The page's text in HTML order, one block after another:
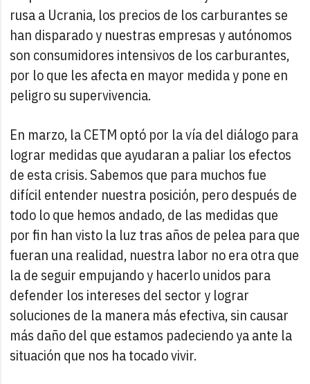
rusa a Ucrania, los precios de los carburantes se
han disparado y nuestras empresas y autónomos
son consumidores intensivos de los carburantes,
por lo que les afecta en mayor medida y pone en
peligro su supervivencia.
En marzo, la CETM optó por la vía del diálogo para
lograr medidas que ayudaran a paliar los efectos
de esta crisis. Sabemos que para muchos fue
difícil entender nuestra posición, pero después de
todo lo que hemos andado, de las medidas que
por fin han visto la luz tras años de pelea para que
fueran una realidad, nuestra labor no era otra que
la de seguir empujando y hacerlo unidos para
defender los intereses del sector y lograr
soluciones de la manera más efectiva, sin causar
más daño del que estamos padeciendo ya ante la
situación que nos ha tocado vivir.